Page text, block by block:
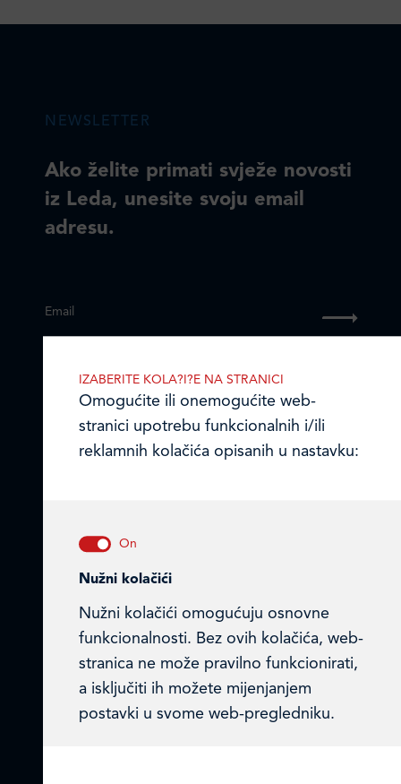
NEWSLETTER
Ako želite primati svježe novosti
iz Leda, unesite svoju email
adresu.
Email
LEDO D.O.O.
FAX: +387 36 650 210
LEDO d.o.o. Čitluk
Online formular
IZABERITE KOLA?I?E NA STRANICI
Omogućite ili onemogućite web-
stranici upotrebu funkcionalnih i/ili
reklamnih kolačića opisanih u nastavku:
Nužni kolačići
Nužni kolačići omogućuju osnovne
funkcionalnosti. Bez ovih kolačića, web-
stranica ne može pravilno funkcionirati,
a isključiti ih možete mijenjanjem
postavki u svome web-pregledniku.